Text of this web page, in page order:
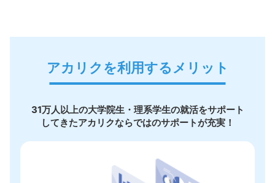
アカリクを利用するメリット
31万人以上の大学院生・理系学生の就活をサポート
してきたアカリクならではのサポートが充実！